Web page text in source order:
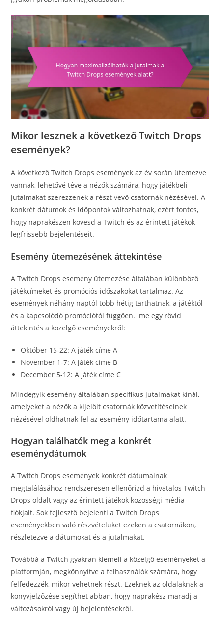
Mikor lesznek a következő Twitch Drops
események?
A következő Twitch Drops események az év során ütemezve
vannak, lehetővé téve a nézők számára, hogy játékbeli
jutalmakat szerezzenek a részt vevő csatornák nézésével. A
konkrét dátumok és időpontok változhatnak, ezért fontos,
hogy naprakészen kövesd a Twitch és az érintett játékok
legfrissebb bejelentéseit.
Esemény ütemezésének áttekintése
A Twitch Drops esemény ütemezése általában különböző
játékcímeket és promóciós időszakokat tartalmaz. Az
események néhány naptól több hétig tarthatnak, a játéktól
és a kapcsolódó promóciótól függően. Íme egy rövid
áttekintés a közelgő eseményekről:
Október 15-22: A játék címe A
November 1-7: A játék címe B
December 5-12: A játék címe C
Mindegyik esemény általában specifikus jutalmakat kínál,
amelyeket a nézők a kijelölt csatornák közvetítéseinek
nézésével oldhatnak fel az esemény időtartama alatt.
Hogyan találhatók meg a konkrét
eseménydátumok
A Twitch Drops események konkrét dátumainak
megtalálásához rendszeresen ellenőrizd a hivatalos Twitch
Drops oldalt vagy az érintett játékok közösségi média
fiókjait. Sok fejlesztő bejelenti a Twitch Drops
eseményekben való részvételüket ezeken a csatornákon,
részletezve a dátumokat és a jutalmakat.
Továbbá a Twitch gyakran kiemeli a közelgő eseményeket a
platformján, megkönnyítve a felhasználók számára, hogy
felfedezzék, mikor vehetnek részt. Ezeknek az oldalaknak a
könyvjelzőzése segíthet abban, hogy naprakész maradj a
változásokról vagy új bejelentésekről.